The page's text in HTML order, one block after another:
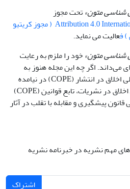
شناسی متون»تحت مجوز
Attribution 4.0 International (CC By 4.0 ) ( مجوز کریتیو
عالیت می نماید.
شناسی متون»خود را ملزم به رعایت
می‌داند. اگر چه این مجله هنوز به
عضویت قطعی کمیته بین‌المللی اخلاق در انتشار (COPE) در نیامده
است ولی با احترام به قوانین اخلاق در نشریات، تابع قوانین (COPE)
قانون پیشگیری و مقابله با تقلب در آثار
های مهم نشریه در خبرنامه نشریه
اشتراک